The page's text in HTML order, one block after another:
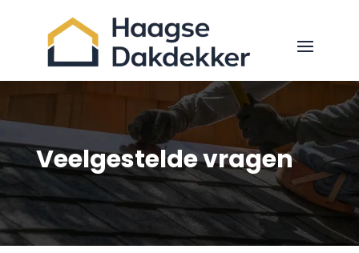
Veelgestelde vragen